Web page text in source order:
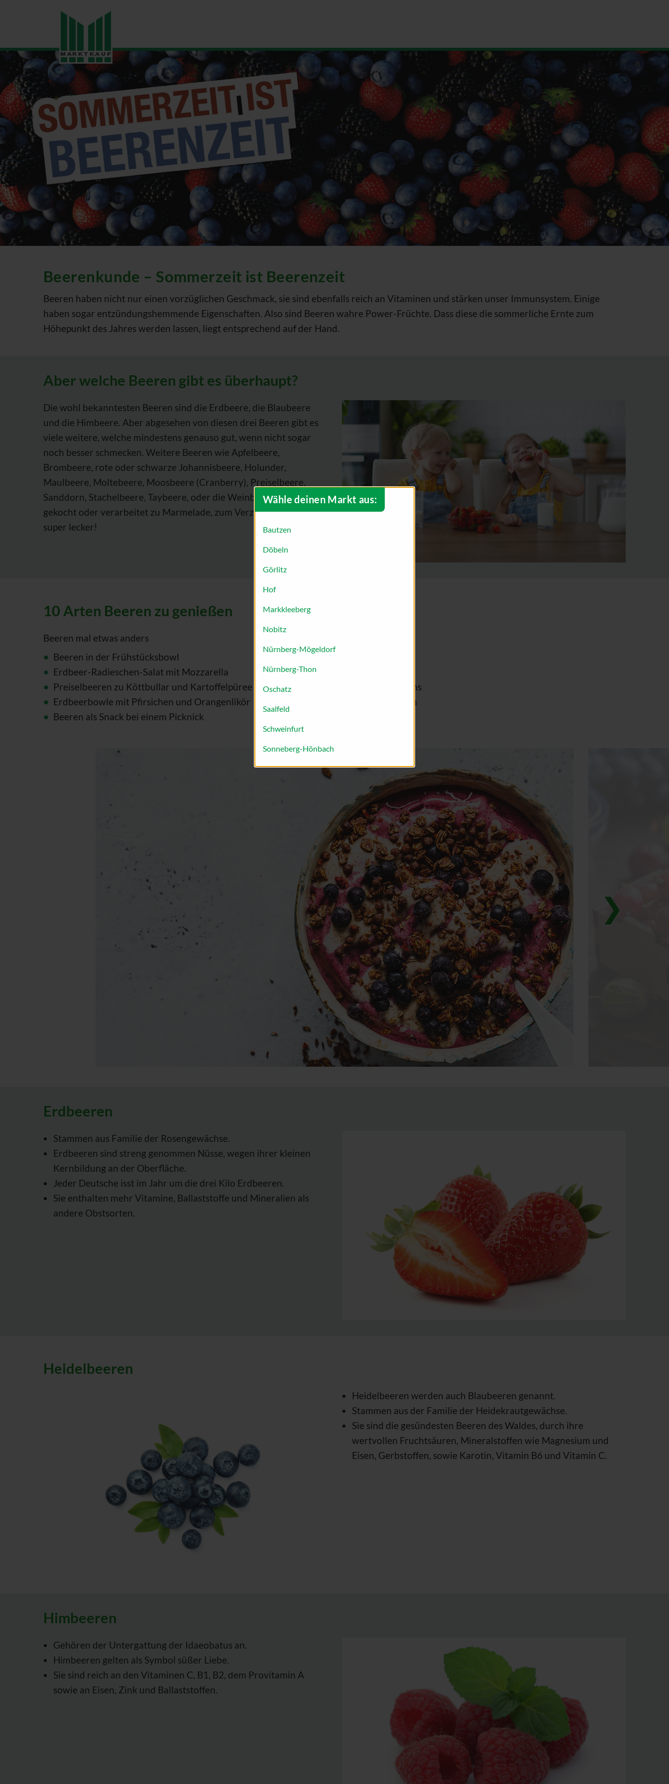
Beerenkunde – Sommerzeit ist Beerenzeit
Beeren haben nicht nur einen vorzüglichen Geschmack, sie sind ebenfalls reich an Vitaminen und stärken unser Immunsystem. Einige
haben sogar entzündungshemmende Eigenschaften. Also sind Beeren wahre Power-Früchte. Dass diese die sommerliche Ernte zum
Höhepunkt des Jahres werden lassen, liegt entsprechend auf der Hand.
Aber welche Beeren gibt es überhaupt?
Die wohl bekanntesten Beeren sind die Erdbeere, die Blaubeere
und die Himbeere. Aber abgesehen von diesen drei Beeren gibt es
viele weitere, welche mindestens genauso gut, wenn nicht sogar
noch besser schmecken. Weitere Beeren wie Apfelbeere,
Brombeere, rote oder schwarze Johannisbeere, Holunder,
Maulbeere, Moltebeere, Moosbeere (Cranberry), Preiselbeere,
Sanddorn, Stachelbeere, Taybeere, oder die Weinbeere sind egal ob
gekocht oder verarbeitet zu Marmelade, zum Verzehr ideal und
super lecker!
10 Arten Beeren zu genießen
Beeren mal etwas anders
Beeren in der Frühstücksbowl
Erdbeer-Radieschen-Salat mit Mozzarella
Preiselbeeren zu Köttbullar und Kartoffelpüree
Erdbeerbowle mit Pfirsichen und Orangenlikör
Beeren als Snack bei einem Picknick
Blaubeermuffins
Erdbeerkuchen
Erdbeeren
Stammen aus Familie der Rosengewächse.
Erdbeeren sind streng genommen Nüsse, wegen ihrer kleinen
Kernbildung an der Oberfläche.
Jeder Deutsche isst im Jahr um die drei Kilo Erdbeeren.
Sie enthalten mehr Vitamine, Ballaststoffe und Mineralien als
andere Obstsorten.
Heidelbeeren
Heidelbeeren werden auch Blaubeeren genannt.
Stammen aus der Familie der Heidekrautgewächse.
Sie sind die gesündesten Beeren des Waldes, durch ihre
wertvollen Fruchtsäuren, Mineralstoffen wie Magnesium und
Eisen, Gerbstoffen, sowie Karotin, Vitamin B6 und Vitamin C.
Himbeeren
Gehören der Untergattung der Idaeobatus an.
Himbeeren gelten als Symbol süßer Liebe.
Sie sind reich an den Vitaminen C, B1, B2, dem Provitamin A
sowie an Eisen, Zink und Ballaststoffen.
Wähle deinen Markt aus:
Bautzen
Döbeln
Görlitz
Hof
Markkleeberg
Nobitz
Nürnberg-Mögeldorf
Nürnberg-Thon
Oschatz
Saalfeld
Schweinfurt
Sonneberg-Hönbach